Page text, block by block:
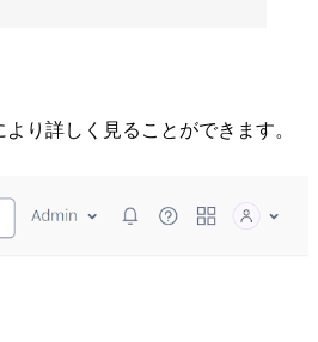
り詳しく見ることができます。